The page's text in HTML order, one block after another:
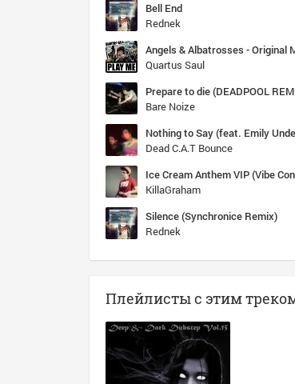
Bell End
Rednek
Angels & Albatrosses - Original
Quartus Saul
Bare Noize
Dead C.A.T Bounce
KillaGraham
Silence (Synchronice Remix)
Rednek
Плейлисты с этим